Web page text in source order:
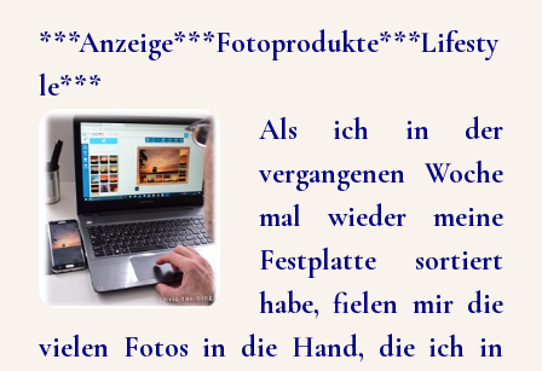
***Anzeige***Fotoprodukte***Lifesty
le***
Als ich in der
vergangenen Woche
mal wieder meine
Festplatte sortiert
habe, fielen mir die
vielen Fotos in die Hand, die ich in